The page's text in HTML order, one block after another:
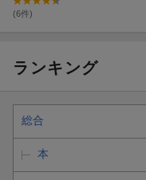
も）
(6件)
ランキング
総合
本